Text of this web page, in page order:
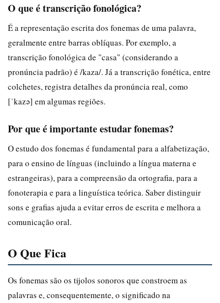
O que é transcrição fonológica?
É a representação escrita dos fonemas de uma palavra,
geralmente entre barras oblíquas. Por exemplo, a
transcrição fonológica de "casa" (considerando a
pronúncia padrão) é /kaza/. Já a transcrição fonética, entre
colchetes, registra detalhes da pronúncia real, como
[ˈkazə] em algumas regiões.
Por que é importante estudar fonemas?
O estudo dos fonemas é fundamental para a alfabetização,
para o ensino de línguas (incluindo a língua materna e
estrangeiras), para a compreensão da ortografia, para a
fonoterapia e para a linguística teórica. Saber distinguir
sons e grafias ajuda a evitar erros de escrita e melhora a
comunicação oral.
O Que Fica
Os fonemas são os tijolos sonoros que constroem as
palavras e, consequentemente, o significado na